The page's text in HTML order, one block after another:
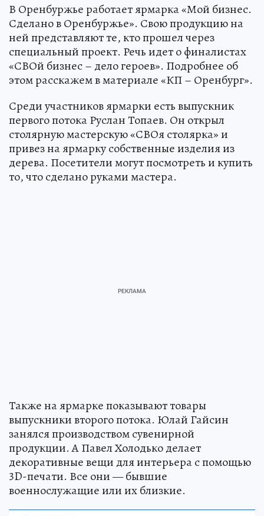
В Оренбуржье работает ярмарка «Мой бизнес.
Сделано в Оренбуржье». Свою продукцию на
ней представляют те, кто прошел через
специальный проект. Речь идет о финалистах
«СВОй бизнес – дело героев». Подробнее об
этом расскажем в материале «КП – Оренбург».
Среди участников ярмарки есть выпускник
первого потока Руслан Топаев. Он открыл
столярную мастерскую «СВОя столярка» и
привез на ярмарку собственные изделия из
дерева. Посетители могут посмотреть и купить
то, что сделано руками мастера.
Также на ярмарке показывают товары
выпускники второго потока. Юлай Гайсин
занялся производством сувенирной
продукции. А Павел Холодько делает
декоративные вещи для интерьера с помощью
3D-печати. Все они — бывшие
военнослужащие или их близкие.